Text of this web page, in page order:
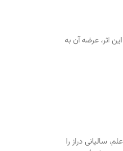
اثر، عرضه آن به
شد و پس از کسبِ علم، سالیانی دراز را